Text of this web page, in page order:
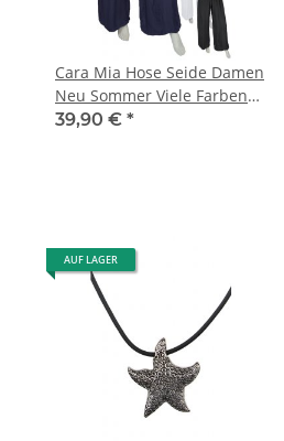
Cara Mia Hose Seide Damen
Neu Sommer Viele Farben
Haremshose 36 38 40 42
39,90 € *
AUF LAGER